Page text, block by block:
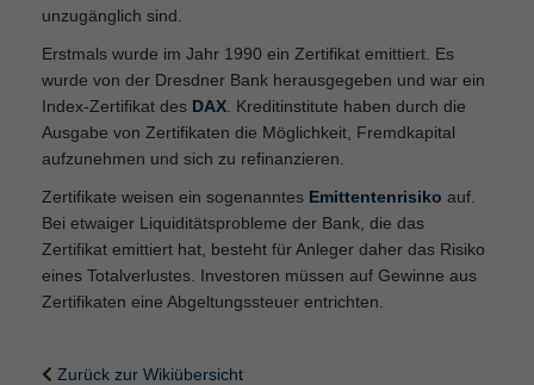
unzugänglich sind.
Erstmals wurde im Jahr 1990 ein Zertifikat emittiert. Es
wurde von der Dresdner Bank herausgegeben und war ein
Index-Zertifikat des DAX . Kreditinstitute haben durch die
Ausgabe von Zertifikaten die Möglichkeit, Fremdkapital
aufzunehmen und sich zu refinanzieren.
Zertifikate weisen ein sogenanntes Emittentenrisiko auf.
Bei etwaiger Liquiditätsprobleme der Bank, die das
Zertifikat emittiert hat, besteht für Anleger daher das Risiko
eines Totalverlustes. Investoren müssen auf Gewinne aus
Zertifikaten eine Abgeltungssteuer entrichten.
Zurück zur Wikiübersicht